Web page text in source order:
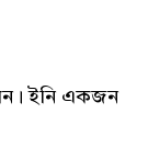
ইনি একজন